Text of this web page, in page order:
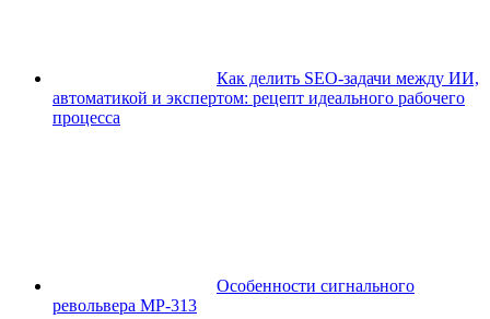
Как делить SEO-задачи между ИИ,
автоматикой и экспертом: рецепт идеального рабочего
процесса
Особенности сигнального
револьвера МР-313